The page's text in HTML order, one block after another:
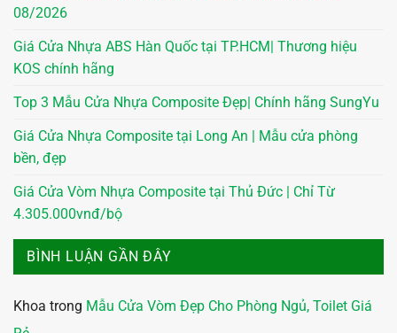
08/2026
Giá Cửa Nhựa ABS Hàn Quốc tại TP.HCM| Thương hiệu
KOS chính hãng
Top 3 Mẫu Cửa Nhựa Composite Đẹp| Chính hãng SungYu
Giá Cửa Nhựa Composite tại Long An | Mẫu cửa phòng
bền, đẹp
Giá Cửa Vòm Nhựa Composite tại Thủ Đức | Chỉ Từ
4.305.000vnđ/bộ
BÌNH LUẬN GẦN ĐÂY
Khoa trong Mẫu Cửa Vòm Đẹp Cho Phòng Ngủ, Toilet Giá